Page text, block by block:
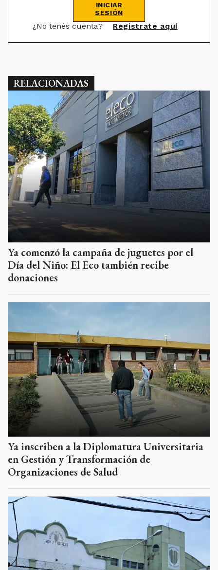
INICIAR
SESIÓN
¿No tenés cuenta? Registrate aquí
RELACIONADAS
Ya comenzó la campaña de juguetes por el
Día del Niño: El Eco también recibe
donaciones
Ya inscriben a la Diplomatura Universitaria
en Gestión y Transformación de
Organizaciones de Salud